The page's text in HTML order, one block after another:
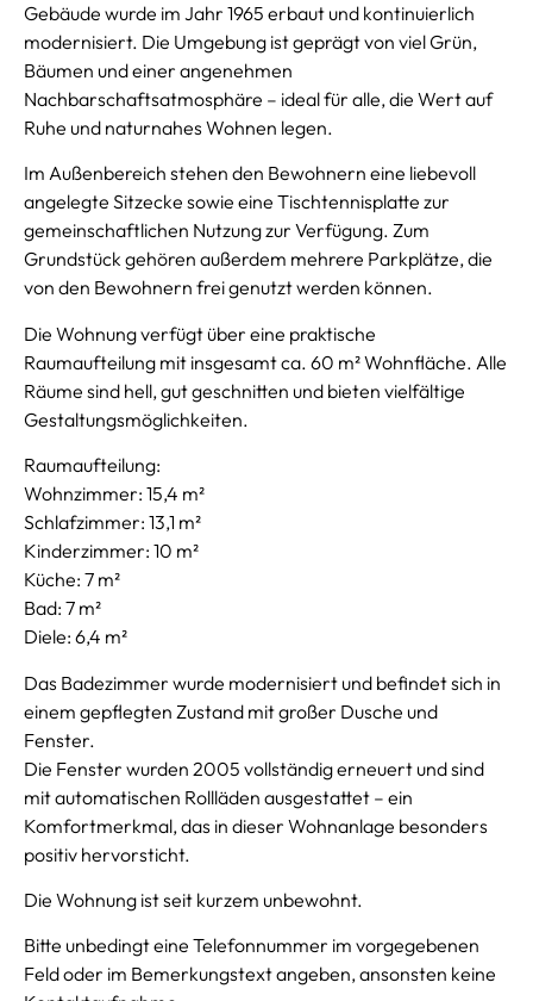
Gebäude wurde im Jahr 1965 erbaut und kontinuierlich
modernisiert. Die Umgebung ist geprägt von viel Grün,
Bäumen und einer angenehmen
Nachbarschaftsatmosphäre – ideal für alle, die Wert auf
Ruhe und naturnahes Wohnen legen.
Im Außenbereich stehen den Bewohnern eine liebevoll
angelegte Sitzecke sowie eine Tischtennisplatte zur
gemeinschaftlichen Nutzung zur Verfügung. Zum
Grundstück gehören außerdem mehrere Parkplätze, die
von den Bewohnern frei genutzt werden können.
Die Wohnung verfügt über eine praktische
Raumaufteilung mit insgesamt ca. 60 m² Wohnfläche. Alle
Räume sind hell, gut geschnitten und bieten vielfältige
Gestaltungsmöglichkeiten.
Raumaufteilung:
Wohnzimmer: 15,4 m²
Schlafzimmer: 13,1 m²
Kinderzimmer: 10 m²
Küche: 7 m²
Bad: 7 m²
Diele: 6,4 m²
Das Badezimmer wurde modernisiert und befindet sich in
einem gepflegten Zustand mit großer Dusche und
Fenster.
Die Fenster wurden 2005 vollständig erneuert und sind
mit automatischen Rollläden ausgestattet – ein
Komfortmerkmal, das in dieser Wohnanlage besonders
positiv hervorsticht.
Die Wohnung ist seit kurzem unbewohnt.
Bitte unbedingt eine Telefonnummer im vorgegebenen
Feld oder im Bemerkungstext angeben, ansonsten keine